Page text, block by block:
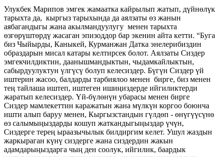
Улукбек Марипов эмгек жамаатка кайрылып жатып, дүйнөлүк
тарыхта да, кыргыз тарыхында да аялзаты өз жанын
аябагандыгы жана акылмандуулугу менен тарыхта
өзгөрүштөрдү жасаган эпизоддор бар экенин айта кетти. “Буга
биз Чыйырды, Каныкей, Курманжан Датка энелерибиздин
образдарын мисал катары келтирсек болот. Аялзаты Сиздер
эмгекчилдиктин, даанышмандыктын, чыдамкайлыктын,
сабырдуулуктун үлгүсү болуп келесиздер. Бүгүн Сиздер үй
иштерин жасоо, балдарды тарбиялоо менен бирге, биз менен
тең тайлаша иштеп, иштеген ишиңиздерде ийгиликтерди
жаратып келесиздер. Үй-бүлөнүн убарасы менен бирге
Сиздер мамлекеттин каражатын жана мүлкүн коргоо боюнча
ишти алып баруу менен, Кыргызстандын гүлдөп - өнүгүүсүнө
өз салымыңыздарды кошуп жаткандыгыңыздар үчүн,
Сиздерге терең ыраазычылык билдиргим келет. Ушул жаздын
жаркыраган күнү сиздерге жана сиздердин жакын
адамдарыңыздарга чың ден соолук, ийгилик, баардык